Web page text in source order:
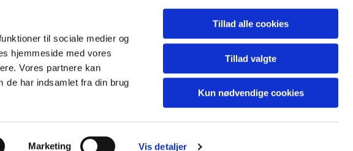
til sociale medier og
hjemmeside med vores
Vores partnere kan
de har indsamlet fra din brug
Marketing Vis detaljer
Tillad alle cookies
Tillad valgte
Kun nødvendige cookies